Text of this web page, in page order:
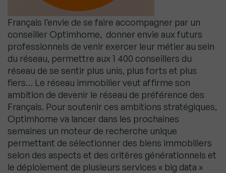
Français l’envie de se faire accompagner par un
conseiller Optimhome, donner envie aux futurs
professionnels de venir exercer leur métier au sein
du réseau, permettre aux 1 400 conseillers du
réseau de se sentir plus unis, plus forts et plus
fiers… Le réseau immobilier veut affirme son
ambition de devenir le réseau de préférence des
Français. Pour soutenir ces ambitions stratégiques,
Optimhome va lancer dans les prochaines
semaines un moteur de recherche unique
permettant de sélectionner des biens immobiliers
selon des aspects et des critères générationnels et
le déploiement de plusieurs services « big data »